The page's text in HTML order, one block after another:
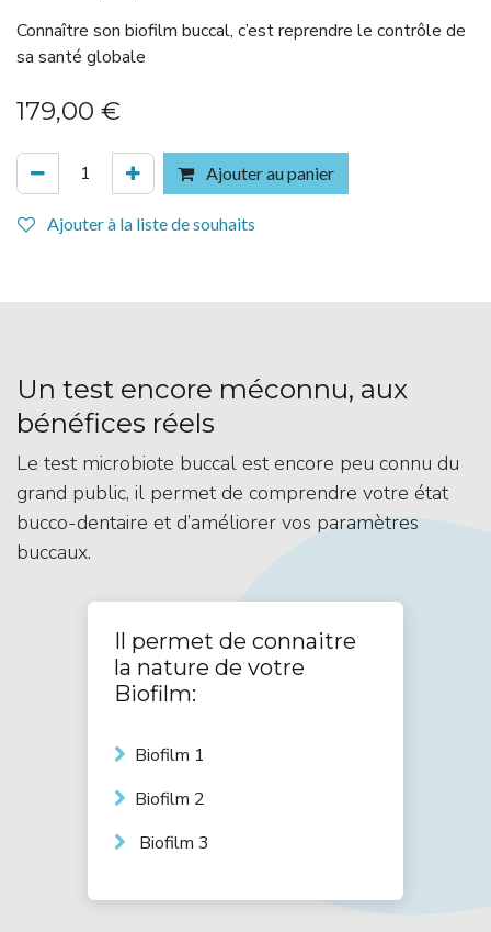
Connaître son biofilm buccal, c’est reprendre le contrôle de
sa santé globale
179,00 €
Ajouter au panier
Ajouter à la liste de souhaits
Un test encore méconnu, aux
bénéfices réels
Le test microbiote buccal est encore peu connu du
grand public, il permet de comprendre votre état
bucco-dentaire et d’améliorer vos paramètres
buccaux.
Il permet de connaitre
la nature de votre
Biofilm:
Biofilm 1
Biofilm 2
Biofilm 3